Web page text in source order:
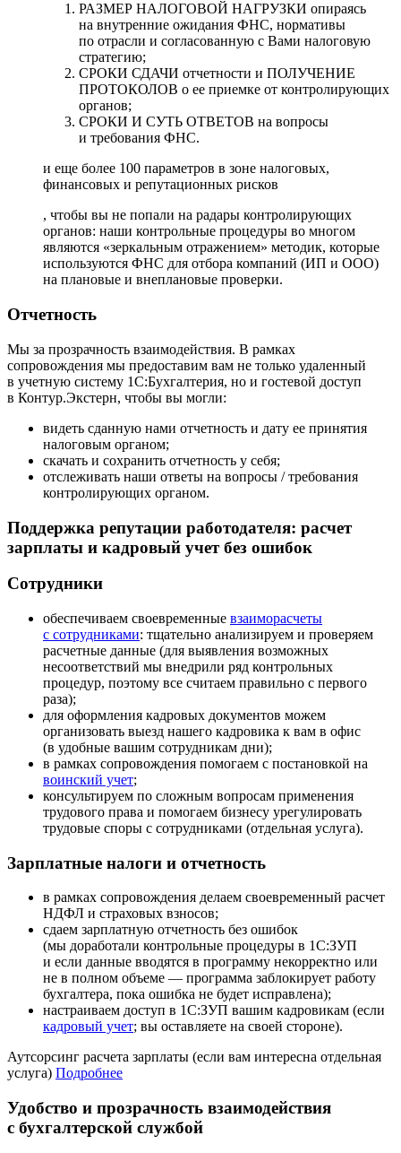
РАЗМЕР НАЛОГОВОЙ НАГРУЗКИ опираясь
на внутренние ожидания ФНС, нормативы
по отрасли и согласованную с Вами налоговую
стратегию;
СРОКИ СДАЧИ отчетности и ПОЛУЧЕНИЕ
ПРОТОКОЛОВ о ее приемке от контролирующих
органов;
СРОКИ И СУТЬ ОТВЕТОВ на вопросы
и требования ФНС.
и еще более 100 параметров в зоне налоговых,
финансовых и репутационных рисков
, чтобы вы не попали на радары контролирующих
органов: наши контрольные процедуры во многом
являются «зеркальным отражением» методик, которые
используются ФНС для отбора компаний (ИП и ООО)
на плановые и внеплановые проверки.
Отчетность
Мы за прозрачность взаимодействия. В рамках
сопровождения мы предоставим вам не только удаленный
в учетную систему 1С:Бухгалтерия, но и гостевой доступ
в Контур.Экстерн, чтобы вы могли:
видеть сданную нами отчетность и дату ее принятия
налоговым органом;
скачать и сохранить отчетность у себя;
отслеживать наши ответы на вопросы / требования
контролирующих органом.
Поддержка репутации работодателя: расчет
зарплаты и кадровый учет без ошибок
Сотрудники
обеспечиваем своевременные взаиморасчеты
с сотрудниками: тщательно анализируем и проверяем
расчетные данные (для выявления возможных
несоответствий мы внедрили ряд контрольных
процедур, поэтому все считаем правильно с первого
раза);
для оформления кадровых документов можем
организовать выезд нашего кадровика к вам в офис
(в удобные вашим сотрудникам дни);
в рамках сопровождения помогаем с постановкой на
воинский учет;
консультируем по сложным вопросам применения
трудового права и помогаем бизнесу урегулировать
трудовые споры с сотрудниками (отдельная услуга).
Зарплатные налоги и отчетность
в рамках сопровождения делаем своевременный расчет
НДФЛ и страховых взносов;
сдаем зарплатную отчетность без ошибок
(мы доработали контрольные процедуры в 1С:ЗУП
и если данные вводятся в программу некорректно или
не в полном объеме — программа заблокирует работу
бухгалтера, пока ошибка не будет исправлена);
настраиваем доступ в 1С:ЗУП вашим кадровикам (если
кадровый учет; вы оставляете на своей стороне).
Аутсорсинг расчета зарплаты (если вам интересна отдельная
услуга) Подробнее
Удобство и прозрачность взаимодействия
с бухгалтерской службой